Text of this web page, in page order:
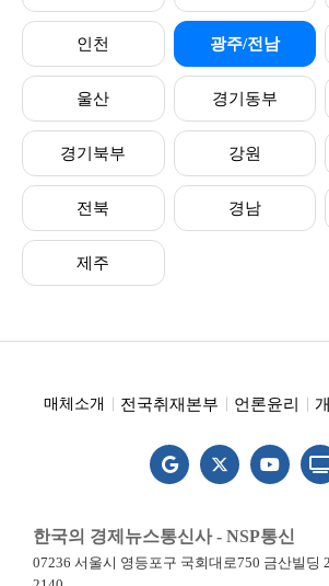
인천 광주/전남
울산 경기동부
경기북부 강원
전북 경남
제주
매체소개 전국취재본부 언론윤리
한국의 경제뉴스통신사 - NSP통신
07236 서울시 영등포구 국회대로750 금산빌딩